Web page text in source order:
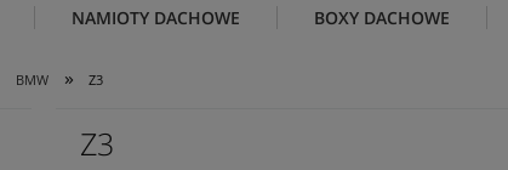
NAMIOTY DACHOWE BOXY DACHOWE
BMW » Z3
Z3